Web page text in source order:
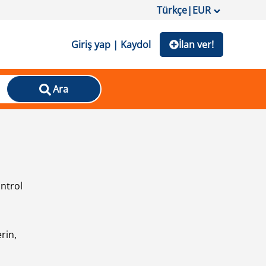
Türkçe|EUR
Giriş yap | Kaydol İlan ver!
Ara